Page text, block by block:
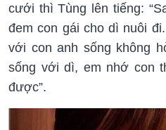
cưới thì Tùng lên tiếng:
đem con gái cho dì nuôi
với con anh sống không
sống với dì, em nhớ con
được”.